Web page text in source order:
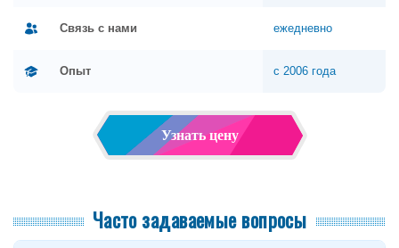
Связь с нами ежедневно
Опыт с 2006 года
Узнать цену
Часто задаваемые вопросы